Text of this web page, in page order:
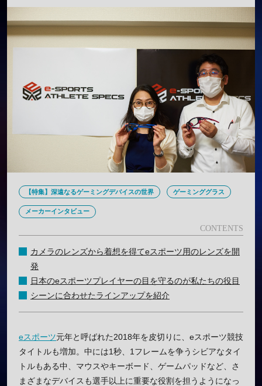
【特集】深遠なるゲーミングデバイスの世界 ゲーミンググラス
メーカーインタビュー
カメラのレンズから着想を得てeスポーツ用のレンズを開
発
日本のeスポーツプレイヤーの目を守るのが私たちの役目
シーンに合わせたラインアップを紹介
eスポーツ元年と呼ばれた2018年を皮切りに、eスポーツ競技
タイトルも増加。中には1秒、1フレームを争うシビアなタイ
トルもある中、マウスやキーボード、ゲームパッドなど、さ
まざまなデバイスも選手以上に重要な役割を担うようになっ